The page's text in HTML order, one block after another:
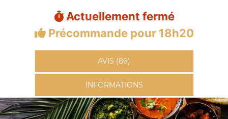
Actuellement fermé
Précommande pour 18h20
AVIS (86)
INFORMATIONS